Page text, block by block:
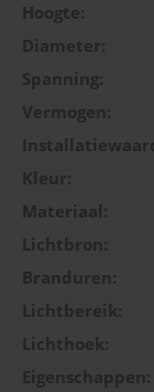
Hoogte:
Diameter:
Spanning:
Vermogen:
Kleur:
Materiaal:
Lichtbron:
Branduren:
Lichtbereik:
Lichthoek:
Eigenschappen: